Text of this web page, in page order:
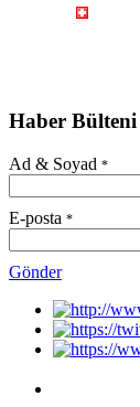
Haber Bülteni
Ad & Soyad *
E-posta *
Gönder